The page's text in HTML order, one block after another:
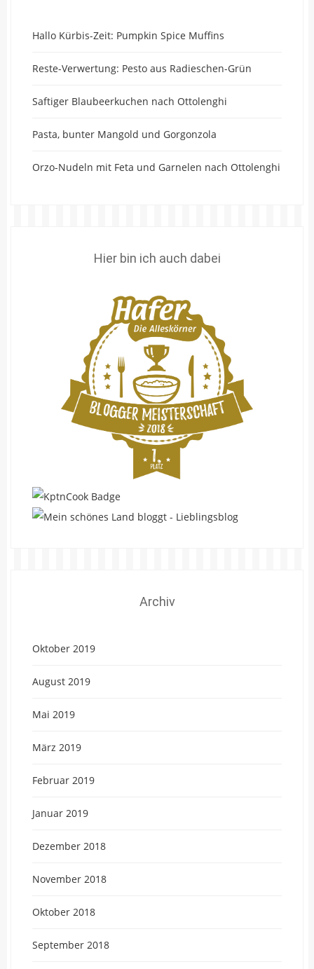
Hallo Kürbis-Zeit: Pumpkin Spice Muffins
Reste-Verwertung: Pesto aus Radieschen-Grün
Saftiger Blaubeerkuchen nach Ottolenghi
Pasta, bunter Mangold und Gorgonzola
Orzo-Nudeln mit Feta und Garnelen nach Ottolenghi
Hier bin ich auch dabei
Archiv
Oktober 2019
August 2019
Mai 2019
März 2019
Februar 2019
Januar 2019
Dezember 2018
November 2018
Oktober 2018
September 2018